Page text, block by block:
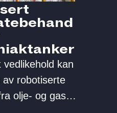
vedlikehold kan
robotiserte
olje- og gass